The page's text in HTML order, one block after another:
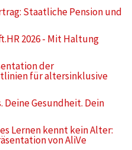
Staatliche Pension und
2026 - Mit Haltung
der
für altersinklusive
Deine Gesundheit. Dein
Lernen kennt kein Alter:
von AliVe
anonyme
das Verhalten unserer
besser zu